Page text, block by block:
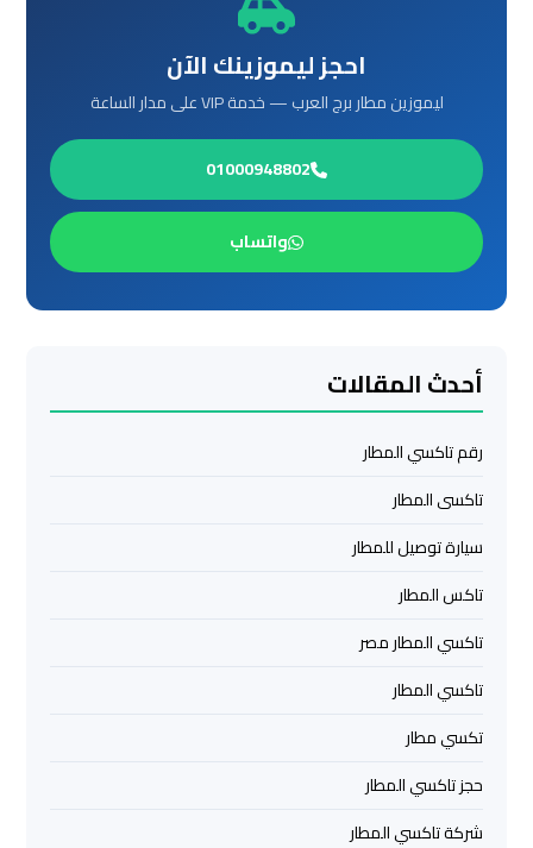
احجز ليموزينك الآن
ليموزين مطار برج العرب — خدمة VIP على مدار الساعة
01000948802
واتساب
أحدث المقالات
رقم تاكسي المطار
تاكسى المطار
سيارة توصيل للمطار
تاكس المطار
تاكسي المطار مصر
تاكسي المطار
تكسي مطار
حجز تاكسي المطار
شركة تاكسي المطار
ليموزين
الغردقة
ليموزين
مرسي
مطروح
ليموزين
ليموزين